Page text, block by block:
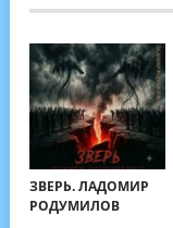
ЗВЕРЬ. ЛАДОМИР
РОДУМИЛОВ